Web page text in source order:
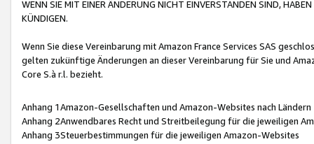
WENN SIE MIT EINER ÄNDERUNG NICHT EINVERSTANDEN SIND,
KÜNDIGEN.
Wenn Sie diese Vereinbarung mit Amazon France Services SAS
gelten zukünftige Änderungen an dieser Vereinbarung für Sie und
Core S.à r.l. bezieht.
Anhang 1Amazon-Gesellschaften und Amazon-Websites nach Ländern
Anhang 2Anwendbares Recht und Streitbeilegung für die jeweiligen
Anhang 3Steuerbestimmungen für die jeweiligen Amazon-Websites